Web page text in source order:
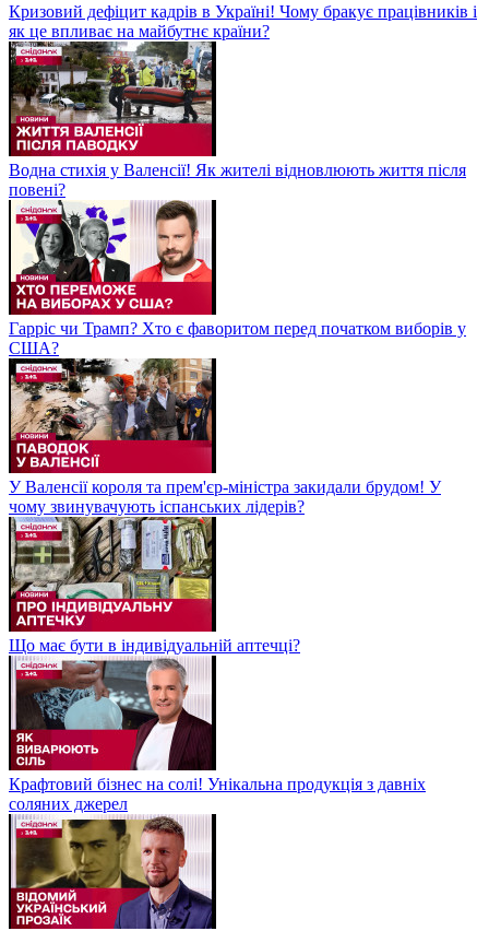
Кризовий дефіцит кадрів в Україні! Чому бракує працівників і
як це впливає на майбутнє країни?
Водна стихія у Валенсії! Як жителі відновлюють життя після
повені?
Гарріс чи Трамп? Хто є фаворитом перед початком виборів у
США?
У Валенсії короля та прем'єр-міністра закидали брудом! У
чому звинувачують іспанських лідерів?
Що має бути в індивідуальній аптечці?
Крафтовий бізнес на солі! Унікальна продукція з давніх
соляних джерел